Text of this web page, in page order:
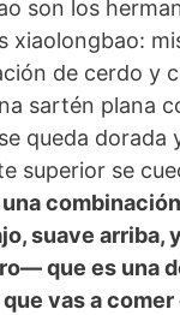
son los
xiaolongbao:
de cerdo y
sartén plana
queda dorada
superior se
suave arriba,
que es una
vas a comer